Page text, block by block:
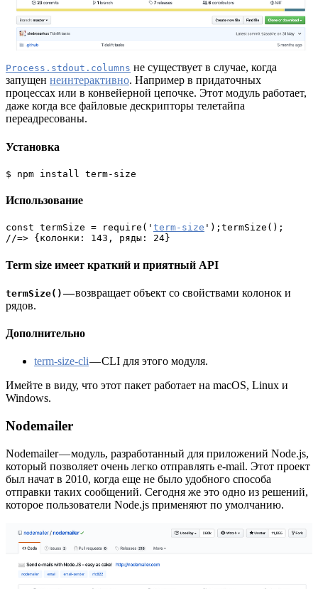
Process.stdout.columns не существует в случае, когда
запущен неинтерактивно. Например в придаточных
процессах или в конвейерной цепочке. Этот модуль работает,
даже когда все файловые дескрипторы телетайпа
переадресованы.
Установка
$ npm install term-size
Использование
const termSize = require(' term-size ');termSize();
//=> {колонки: 143, ряды: 24}
Term size имеет краткий и приятный API
termSize()—возвращает объект со свойствами колонок и
рядов.
Дополнительно
term-size-cli— CLI для этого модуля.
Имейте в виду, что этот пакет работает на macOS, Linux и
Windows.
Nodemailer
Nodemailer — модуль, разработанный для приложений Node.js,
который позволяет очень легко отправлять e-mail. Этот проект
был начат в 2010, когда еще не было удобного способа
отправки таких сообщений. Сегодня же это одно из решений,
которое пользователи Node.js применяют по умолчанию.